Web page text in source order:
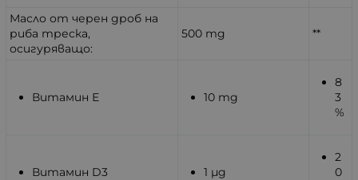
Масло от черен дроб на
риба треска,
осигуряващо:
500 mg **
Витамин Е 10 mg
8
3
%
Витамин D3 1 µg
2
0